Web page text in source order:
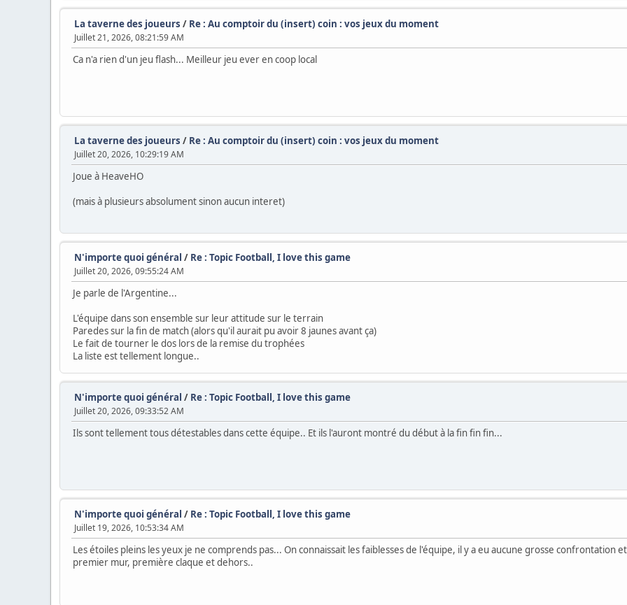
La taverne des joueurs / Re : Au comptoir du (insert) coin : vos jeux du moment
Juillet 21, 2026, 08:21:59 AM
Ca n'a rien d'un jeu flash... Meilleur jeu ever en coop local
La taverne des joueurs / Re : Au comptoir du (insert) coin : vos jeux du moment
Juillet 20, 2026, 10:29:19 AM
Joue à HeaveHO
(mais à plusieurs absolument sinon aucun interet)
N'importe quoi général / Re : Topic Football, I love this game
Juillet 20, 2026, 09:55:24 AM
Je parle de l'Argentine...
L'équipe dans son ensemble sur leur attitude sur le terrain
Paredes sur la fin de match (alors qu'il aurait pu avoir 8 jaunes avant ça)
Le fait de tourner le dos lors de la remise du trophées
La liste est tellement longue..
N'importe quoi général / Re : Topic Football, I love this game
Juillet 20, 2026, 09:33:52 AM
Ils sont tellement tous détestables dans cette équipe.. Et ils l'auront montré du début à la fin fin fin...
N'importe quoi général / Re : Topic Football, I love this game
Juillet 19, 2026, 10:53:34 AM
Les étoiles pleins les yeux je ne comprends pas... On connaissait les faiblesses de l'équipe, il y a eu aucune grosse confrontation
premier mur, première claque et dehors..